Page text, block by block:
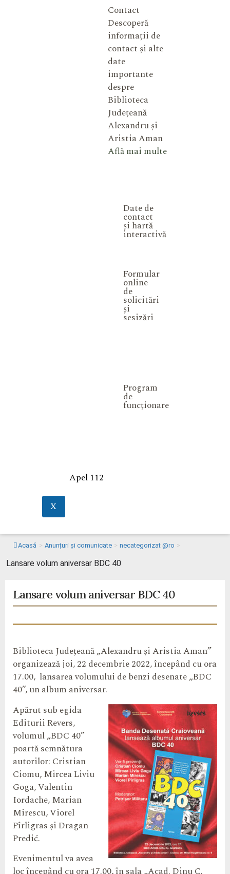
Contact
Descoperă
informații de
contact și alte
date
importante
despre
Biblioteca
Județeană
Alexandru și
Aristia Aman
Află mai multe
Date de
contact
și hartă
interactivă
Formular
online
de
solicitări
și
sesizări
Program
de
funcționare
Apel 112
X
Acasă > Anunțuri și comunicate > necategorizat @ro >
Lansare volum aniversar BDC 40
Lansare volum aniversar BDC 40
Biblioteca Județeană „Alexandru și Aristia Aman”
organizează joi, 22 decembrie 2022, începând cu ora
17.00, lansarea volumului de benzi desenate „BDC
40”, un album aniversar.
Apărut sub egida
Editurii Revers,
volumul „BDC 40”
poartă semnătura
autorilor: Cristian
Ciomu, Mircea Liviu
Goga, Valentin
Iordache, Marian
Mirescu, Viorel
Pîrligras şi Dragan
Predić.
Evenimentul va avea